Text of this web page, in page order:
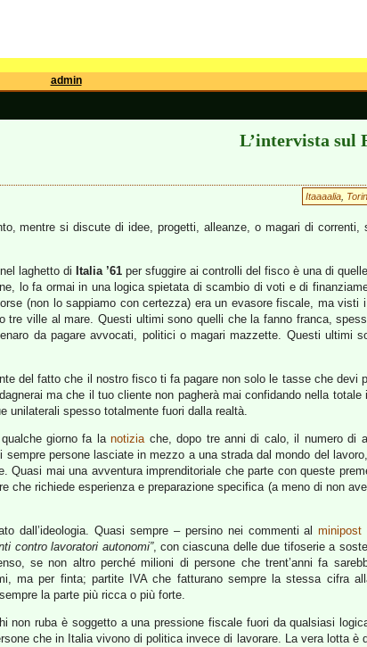
admin
L’intervista sul
Itaaaalia
mentre si discute di idee, progetti, alleanze, o magari di correnti,
laghetto di Italia ’61per sfuggire ai controlli del fisco è una di
lo fa ormai in una logica spietata di scambio di voti e di
(non lo sappiamo con certezza) era un evasore fiscale, ma visti
ville al mare. Questi ultimi sono quelli che la fanno franca,
da pagare avvocati, politici o magari mazzette. Questi ultimi
del fatto che il nostro fisco ti fa pagare non solo le tasse che devi
ma che il tuo cliente non pagherà mai confidando nella totale
unilaterali spesso totalmente fuori dalla realtà.
giorno fa lanotiziache, dopo tre anni di calo, il numero di
persone lasciate in mezzo a una strada dal mondo del
mai una avventura imprenditoriale che parte con queste
che richiede esperienza e preparazione specifica (a meno di non
dall’ideologia. Quasi sempre – persino nei commenti al
contro lavoratori autonomi”, con ciascuna delle due tifoserie a
se non altro perché milioni di persone che trent’anni fa
ma per finta; partite IVA che fatturano sempre la stessa cifra
la parte più ricca o più forte.
non ruba è soggetto a una pressione fiscale fuori da qualsiasi
che in Italia vivono di politica invece di lavorare. La vera lotta è